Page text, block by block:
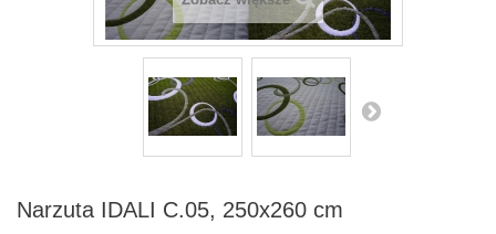
Narzuta IDALI C.05, 250x260 cm